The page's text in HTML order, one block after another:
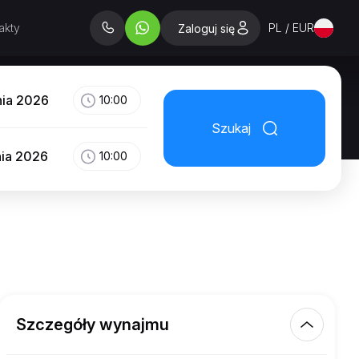
Zaloguj się PL / EUR
2026 10:00
2026 10:00
Szukaj
Szczegóły wynajmu